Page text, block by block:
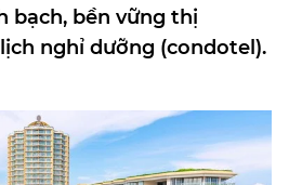
bạch, bền vững thị
nghỉ dưỡng (condotel).